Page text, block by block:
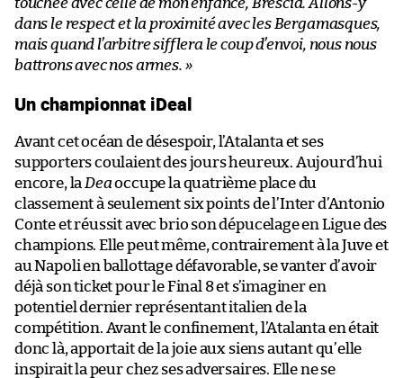
dans le respect et la proximité avec les Bergamasques,
mais quand l’arbitre sifflera le coup d’envoi, nous nous
battrons avec nos armes. »
Un championnat iDeal
Avant cet océan de désespoir, l’Atalanta et ses
supporters coulaient des jours heureux. Aujourd’hui
encore, la Deaoccupe la quatrième place du
classement à seulement six points de l’Inter d’Antonio
Conte et réussit avec brio son dépucelage en Ligue des
champions. Elle peut même, contrairement à la Juve et
au Napoli en ballottage défavorable, se vanter d’avoir
déjà son ticket pour le Final 8 et s’imaginer en
potentiel dernier représentant italien de la
compétition. Avant le confinement, l’Atalanta en était
donc là, apportait de la joie aux siens autant qu’elle
inspirait la peur chez ses adversaires. Elle ne se